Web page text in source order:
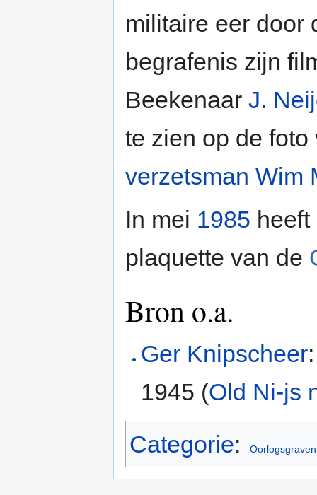
militaire eer door
begrafenis zijn
Beekenaar J.
te zien op de
verzetsman Wim
In mei 1985 heeft
plaquette van de
Bron o.a.
Ger Knipscheer
1945 (Old Ni-js
Categorie: